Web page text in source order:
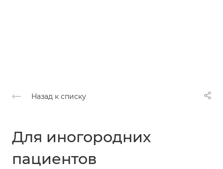
Назад к списку
Для иногородних
пациентов